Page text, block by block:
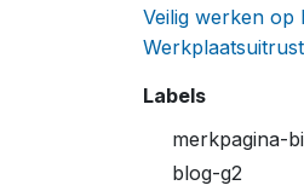
Veilig werken op
Labels
merkpagina-
blog-g2